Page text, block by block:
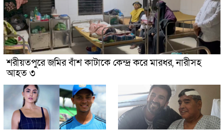
শরীয়তপুরে জমির বাঁশ কাটাকে কেন্দ্র করে মারধর, নারীসহ
আহত ৩